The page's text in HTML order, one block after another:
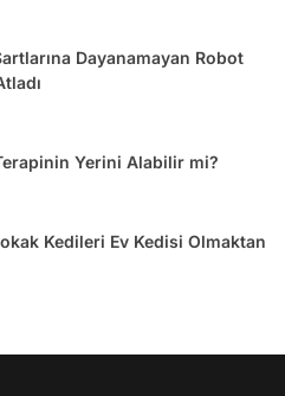
Dayanamayan Robot
Yerini Alabilir mi?
Kedileri Ev Kedisi Olmaktan